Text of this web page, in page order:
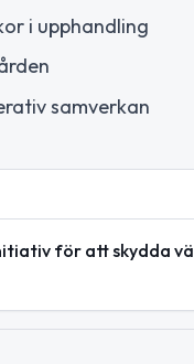
i upphandling
samverkan
för att skydda